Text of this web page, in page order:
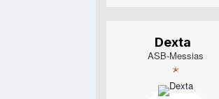
Dexta
ASB-Messias